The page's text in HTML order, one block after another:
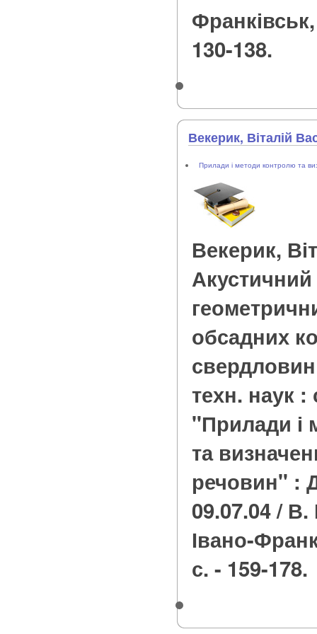
130-138.
Векерик, Віталій
Прилади і методи контролю та
Векерик,
обсадних
техн. наук :
"Прилади і
та
речовин" :
09.07.04 /
Івано-
с. - 159-178.